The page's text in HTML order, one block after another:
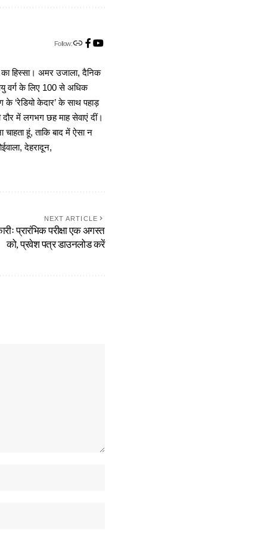
Follow:
हिस्सा। अमर उजाला, दैनिक
वर्ग के लिए 100 से अधिक
‘रेडियो केदार’ के साथ पहाड़
में लगभग छह माह सेवाएं दीं।
हूं, ताकि बाद में ऐसा न
देहरादून,
NEXT ARTICLE
प्रारंभिक परीक्षा एक अगस्त
को, प्रवेश पत्र डाउनलोड करें